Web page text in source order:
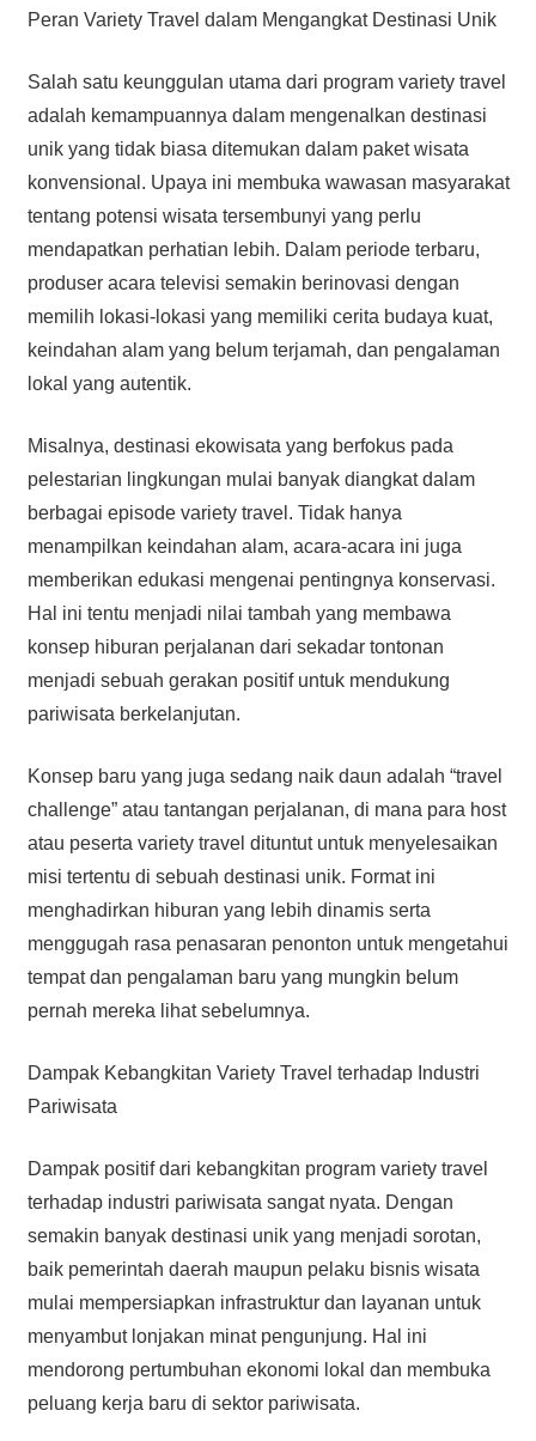
Peran Variety Travel dalam Mengangkat Destinasi Unik
Salah satu keunggulan utama dari program variety travel
adalah kemampuannya dalam mengenalkan destinasi
unik yang tidak biasa ditemukan dalam paket wisata
konvensional. Upaya ini membuka wawasan masyarakat
tentang potensi wisata tersembunyi yang perlu
mendapatkan perhatian lebih. Dalam periode terbaru,
produser acara televisi semakin berinovasi dengan
memilih lokasi-lokasi yang memiliki cerita budaya kuat,
keindahan alam yang belum terjamah, dan pengalaman
lokal yang autentik.
Misalnya, destinasi ekowisata yang berfokus pada
pelestarian lingkungan mulai banyak diangkat dalam
berbagai episode variety travel. Tidak hanya
menampilkan keindahan alam, acara-acara ini juga
memberikan edukasi mengenai pentingnya konservasi.
Hal ini tentu menjadi nilai tambah yang membawa
konsep hiburan perjalanan dari sekadar tontonan
menjadi sebuah gerakan positif untuk mendukung
pariwisata berkelanjutan.
Konsep baru yang juga sedang naik daun adalah “travel
challenge” atau tantangan perjalanan, di mana para host
atau peserta variety travel dituntut untuk menyelesaikan
misi tertentu di sebuah destinasi unik. Format ini
menghadirkan hiburan yang lebih dinamis serta
menggugah rasa penasaran penonton untuk mengetahui
tempat dan pengalaman baru yang mungkin belum
pernah mereka lihat sebelumnya.
Dampak Kebangkitan Variety Travel terhadap Industri
Pariwisata
Dampak positif dari kebangkitan program variety travel
terhadap industri pariwisata sangat nyata. Dengan
semakin banyak destinasi unik yang menjadi sorotan,
baik pemerintah daerah maupun pelaku bisnis wisata
mulai mempersiapkan infrastruktur dan layanan untuk
menyambut lonjakan minat pengunjung. Hal ini
mendorong pertumbuhan ekonomi lokal dan membuka
peluang kerja baru di sektor pariwisata.